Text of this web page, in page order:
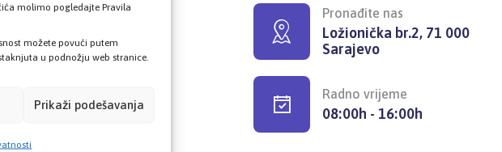
molimo pogledajte Pravila
možete povući putem
u podnožju web stranice.
Prikaži podešavanja
Pronađite nas
Ložionička br.2, 71 000
Sarajevo
Radno vrijeme
08:00h - 16:00h